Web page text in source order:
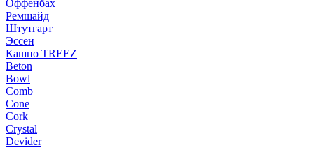
Оффенбах
Ремшайд
Штутгарт
Эссен
Кашпо TREEZ
Beton
Bowl
Comb
Cone
Cork
Crystal
Devider